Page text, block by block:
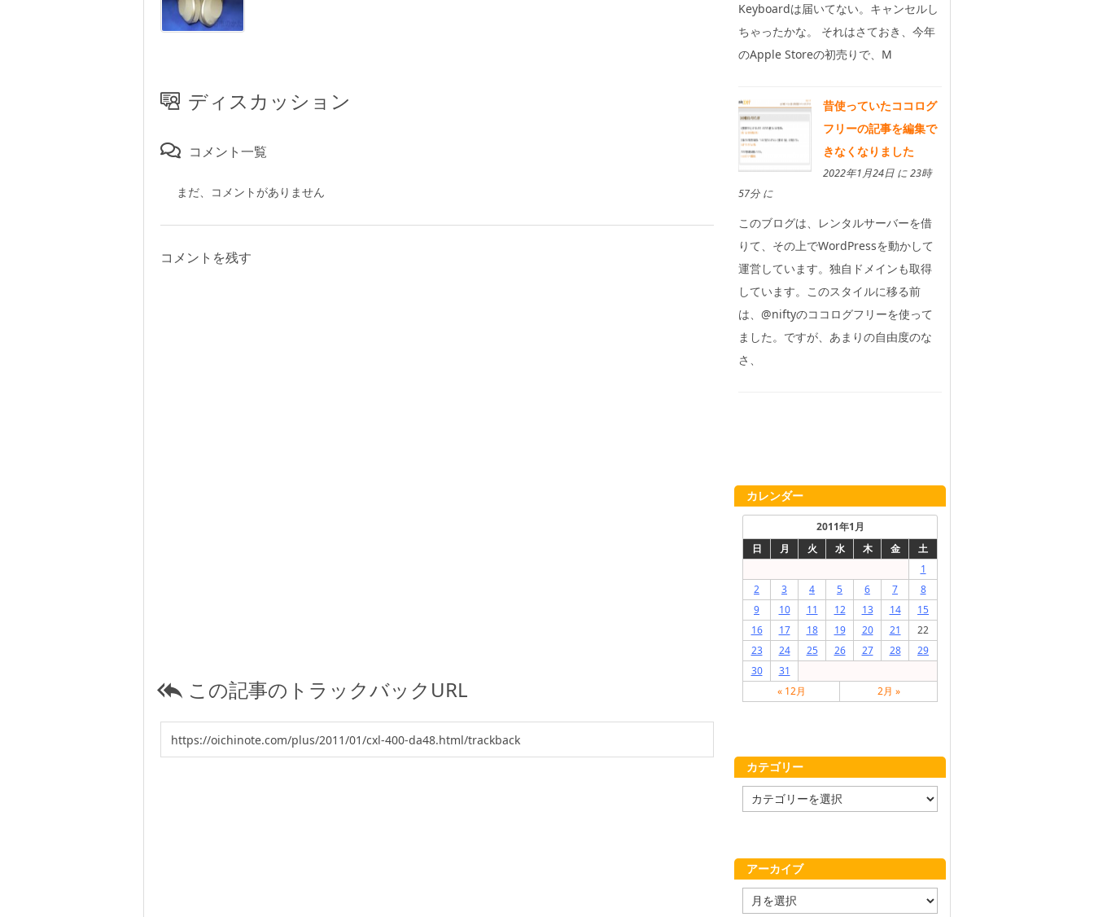
ディスカッション
コメント一覧
まだ、コメントがありません
コメントを残す
 この記事のトラックバックURL
Keyboardは届いてない。キャンセルし
ちゃったかな。 それはさておき、今年
のApple Storeの初売りで、M
昔使っていたココログ
フリーの記事を編集で
きなくなりました
2022年1月24日 に 23時
57分 に
このブログは、レンタルサーバーを借
りて、その上でWordPressを動かして
運営しています。独自ドメインも取得
しています。このスタイルに移る前
は、@niftyのココログフリーを使って
ました。ですが、あまりの自由度のな
さ、
カレンダー
2011年1月
日
月 火 水 木 金
土
1
2
3 4 5 6 7
8
9
10 11 12 13 14
15
16
17 18 19 20 21
22
23
24 25 26 27 28
29
30
31
« 12月
2月 »
カテゴリー
テ
ー
アーカイブ
ー